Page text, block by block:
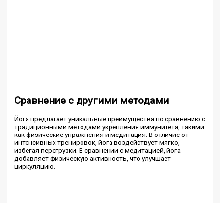
Сравнение с другими методами
Йога предлагает уникальные преимущества по сравнению с
традиционными методами укрепления иммунитета, такими
как физические упражнения и медитация. В отличие от
интенсивных тренировок, йога воздействует мягко,
избегая перегрузки. В сравнении с медитацией, йога
добавляет физическую активность, что улучшает
циркуляцию.